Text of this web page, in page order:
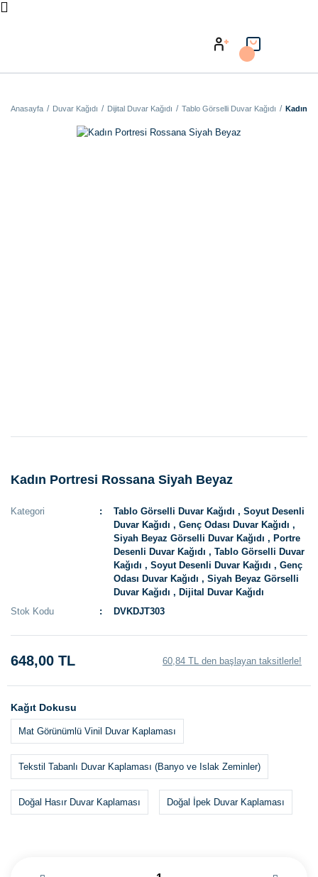
Anasayfa Duvar Kağıdı Dijital Duvar Kağıdı Tablo Görselli Duvar Kağıdı Kadın
Kadın Portresi Rossana Siyah Beyaz
Kategori Tablo Görselli Duvar Kağıdı ,Soyut Desenli
Duvar Kağıdı ,Genç Odası Duvar Kağıdı ,
Siyah Beyaz Görselli Duvar Kağıdı , Portre
Desenli Duvar Kağıdı ,Tablo Görselli Duvar
Kağıdı ,Soyut Desenli Duvar Kağıdı ,Genç
Odası Duvar Kağıdı ,Siyah Beyaz Görselli
Duvar Kağıdı , Dijital Duvar Kağıdı
Stok Kodu
DVKDJT303
648,00 TL 60,84 TL den başlayan taksitlerle!
Kağıt Dokusu
Mat Görünümlü Vinil Duvar Kaplaması
Tekstil Tabanlı Duvar Kaplaması (Banyo ve Islak Zeminler)
Doğal Hasır Duvar Kaplaması Doğal İpek Duvar Kaplaması